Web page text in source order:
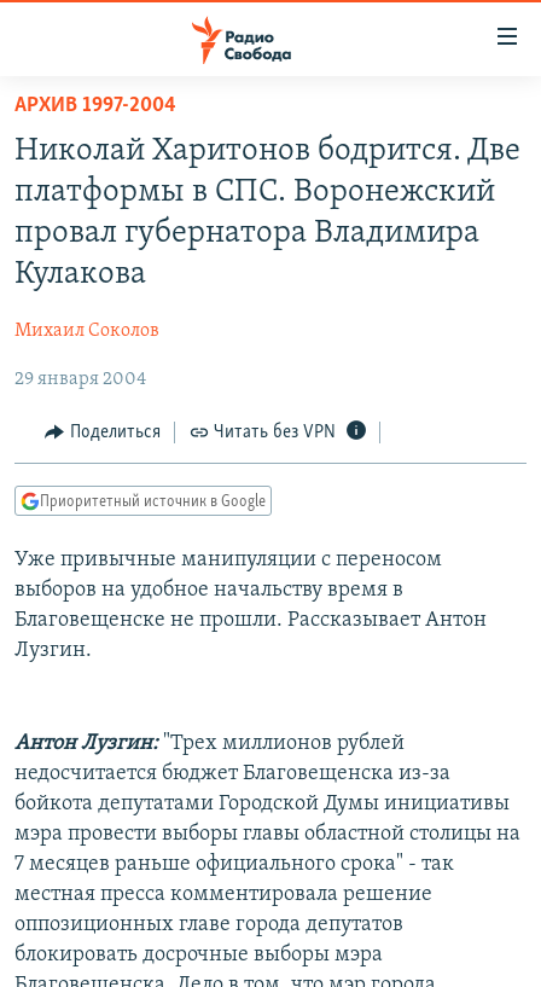
упрощенного
доступа
Вернуться
основному
содержанию
Вернутся
навигации
Вернутся
поиску
ПОДКАСТЫ
АВТОРСКИЕ ПРОЕКТЫ
ЦИТАТЫ СВОБОДЫ
IDEL.РЕАЛИИ
КАВКАЗ.РЕАЛИИ
СИБИРЬ.РЕАЛИИ
РАСПИСАНИЕ ВЕЩАНИЯ
ПОДПИШИТЕСЬ НА РАССЫЛКУ
Все сайты РСЕ/РС
АРХИВ 1997-2004
Николай Харитонов бодрится. Две
платформы в СПС. Воронежский
провал губернатора Владимира
Кулакова
Михаил Соколов
29 января 2004
Поделиться Читать без VPN
Приоритетный источник в Google
Уже привычные манипуляции с переносом
выборов на удобное начальству время в
Благовещенске не прошли. Рассказывает Антон
Лузгин.
Антон Лузгин:"Трех миллионов рублей
недосчитается бюджет Благовещенска из-за
бойкота депутатами Городской Думы инициативы
мэра провести выборы главы областной столицы на
7 месяцев раньше официального срока" - так
местная пресса комментировала решение
оппозиционных главе города депутатов
блокировать досрочные выборы мэра